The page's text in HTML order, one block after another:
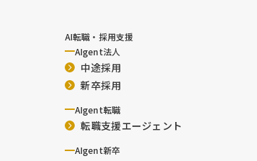
AI転職・採用支援
AIgent法人
中途採用
新卒採用
AIgent転職
転職支援エージェント
AIgent新卒